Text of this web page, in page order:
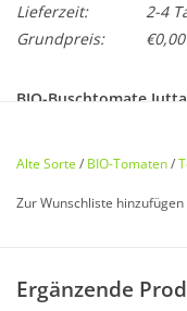
Lieferzeit:
2-4
Grundpreis:
BIO-Buschtomate Jutta
Alte Sorte / BIO-Tomaten/
Zur Wunschliste hinzufügen
Ergänzende